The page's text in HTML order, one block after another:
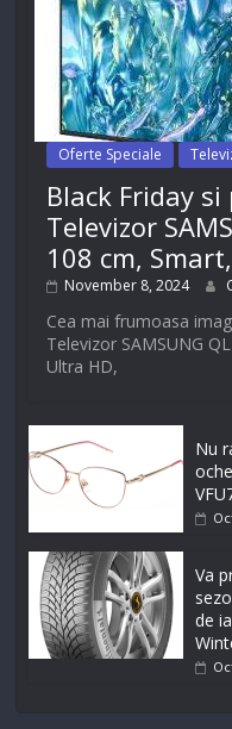
Oferte Speciale
Black Friday
Televizor
108 cm,
November 8, 2024
Cea mai frumoasa
Televizor SAMSUNG
Ultra HD,
Nu
Va
de